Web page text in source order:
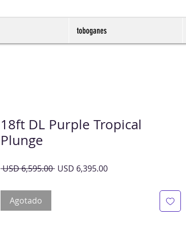
toboganes
18ft DL Purple Tropical
Plunge
USD 6,595.00 Precio
USD 6,395.00Precio
Agotado